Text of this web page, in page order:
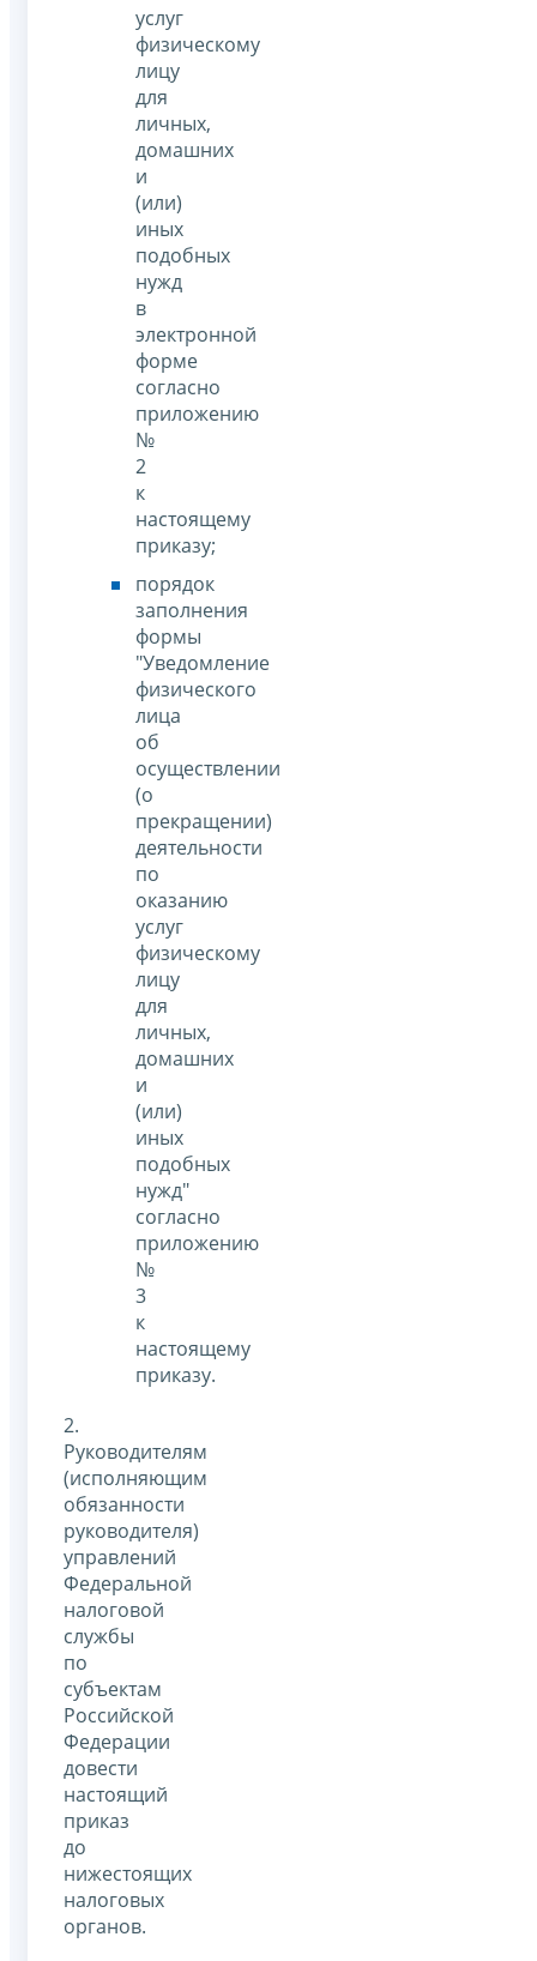
услуг
физическому
лицу
для
личных,
домашних
и
(или)
иных
подобных
нужд
в
электронной
форме
согласно
приложению
№
2
к
настоящему
приказу;
порядок
заполнения
формы
"Уведомление
физического
лица
об
осуществлении
(о
прекращении)
деятельности
по
оказанию
услуг
физическому
лицу
для
личных,
домашних
и
(или)
иных
подобных
нужд"
согласно
приложению
№
3
к
настоящему
приказу.
2.
Руководителям
(исполняющим
обязанности
руководителя)
управлений
Федеральной
налоговой
службы
по
субъектам
Российской
Федерации
довести
настоящий
приказ
до
нижестоящих
налоговых
органов.